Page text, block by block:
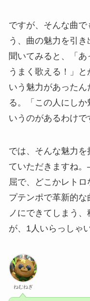
ですが、そんな曲で
う、曲の魅力を引き
聞いてみると、「
うまく歌える！」
いう魅力があった
る。「この人にし
いうのがあるわけで
では、そんな魅力
ていただきますね
屈で、どこかレト
プテンポで革新的
ノにできてしまう
が、1人いらっしゃ
ねむねぎ